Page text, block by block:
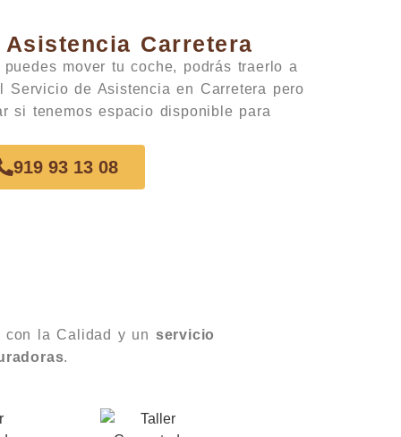
Carretera
mover tu coche, podrás traerlo a
Servicio de Asistencia en Carretera pero
si tenemos espacio disponible para
919 93 13 08
con la Calidad y un servicio
.